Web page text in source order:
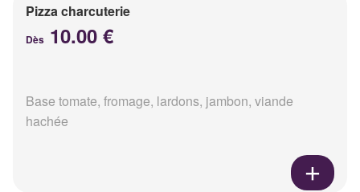
Pizza charcuterie
Dès 10.00 €
Base tomate, fromage, lardons, jambon, viande
hachée